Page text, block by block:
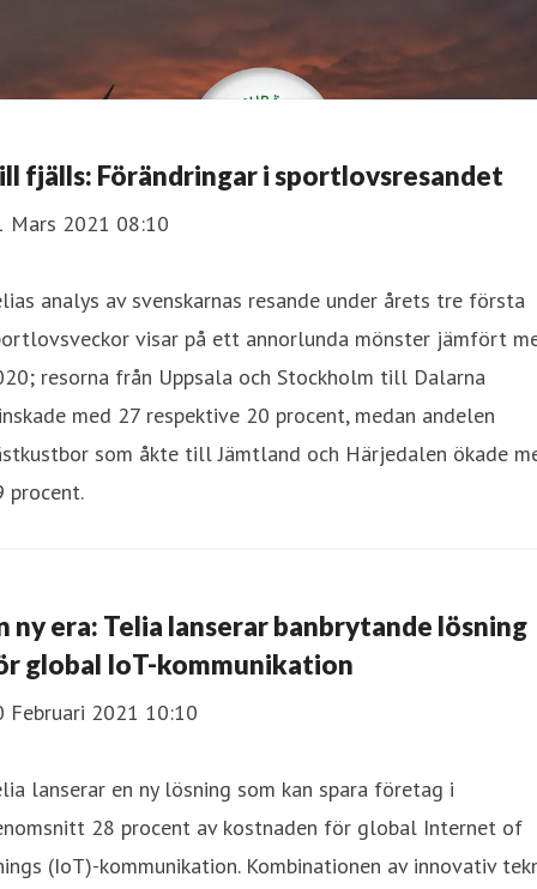
fjälls: Förändringar i sportlovsresandet
Mars 2021 08:10
analys av svenskarnas resande under årets tre första
visar på ett annorlunda mönster jämfört
resorna från Uppsala och Stockholm till Dalarna
med 27 respektive 20 procent, medan andelen
som åkte till Jämtland och Härjedalen ökade
procent.
ny era: Telia lanserar banbrytande lösning
global IoT-kommunikation
Februari 2021 10:10
lanserar en ny lösning som kan spara företag i
28 procent av kostnaden för global Internet of
(IoT)-kommunikation. Kombinationen av innovativ